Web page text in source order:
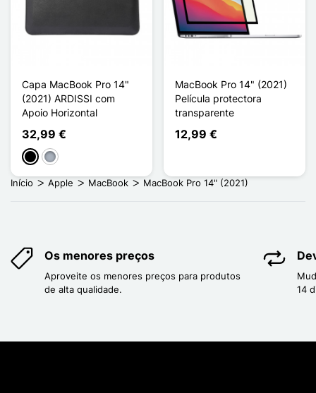
Capa MacBook Pro 14"
(2021) ARDISSI com
Apoio Horizontal
32,99 €
PretoCinzento
MacBook Pro 14" (2021)
Película protectora
transparente
12,99 €
Início Apple MacBook MacBook Pro 14" (2021)
Os menores preços
Aproveite os menores preços para produtos
de alta qualidade.
14